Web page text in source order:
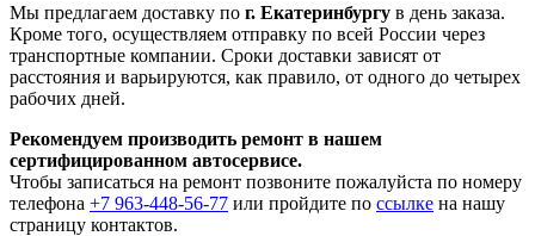
Мы предлагаем доставку по г. Екатеринбургу в день заказа.
Кроме того, осуществляем отправку по всей России через
транспортные компании. Сроки доставки зависят от
расстояния и варьируются, как правило, от одного до четырех
рабочих дней.
Рекомендуем производить ремонт в нашем
сертифицированном автосервисе.
Чтобы записаться на ремонт позвоните пожалуйста по номеру
телефона +7 963-448-56-77 или пройдите по ссылке на нашу
страницу контактов.